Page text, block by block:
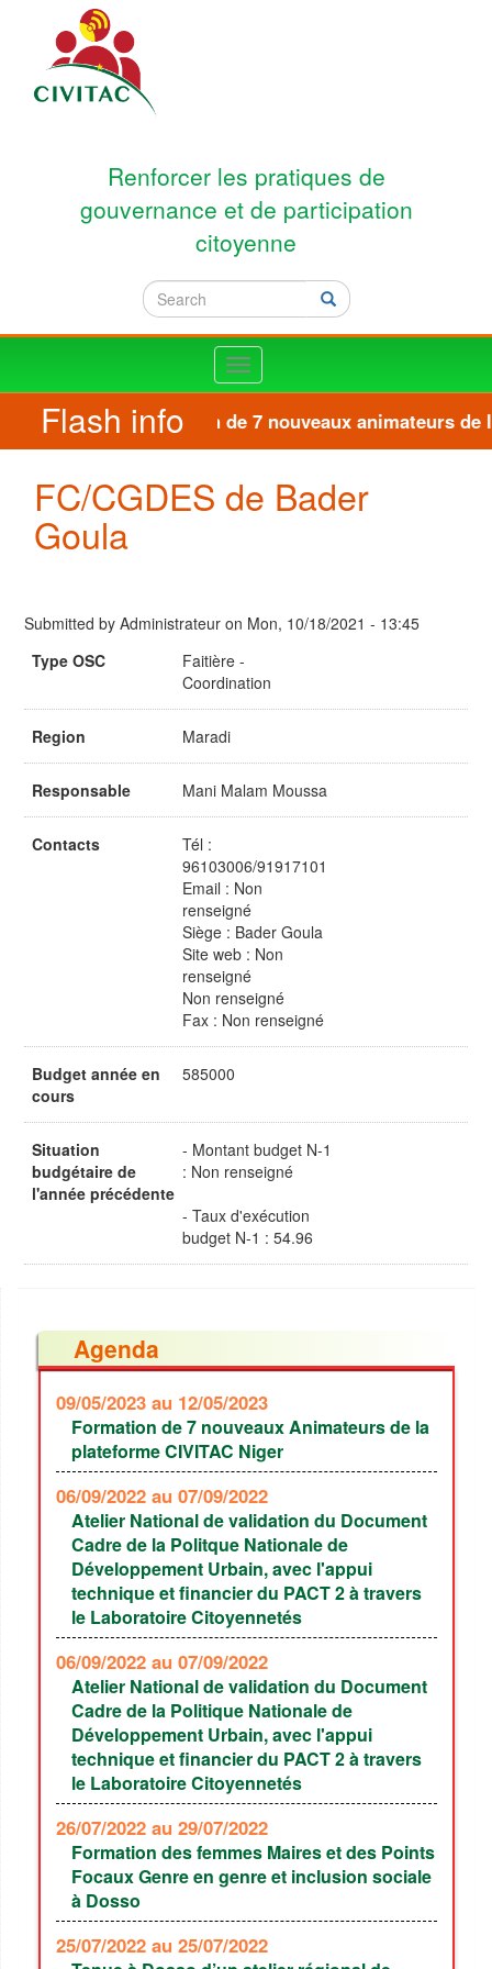
Skip to main content
Renforcer les pratiques de
gouvernance et de participation
citoyenne
Search Search
Toggle
navigation
Flash infoFormation de 7 nouveaux animateurs de
FC/CGDES de Bader
Goula
Submitted by Administrateur on Mon, 10/18/2021 - 13:45
Type OSC
Faitière -
Coordination
Region Maradi
Responsable Mani Malam Moussa
Contacts
Tél :
96103006/91917101
Email : Non
renseigné
Siège : Bader Goula
Site web : Non
renseigné
Non renseigné
Fax : Non renseigné
Budget année en
cours
585000
Situation
budgétaire de
l'année précédente
- Montant budget N-1
: Non renseigné
- Taux d'exécution
budget N-1 : 54.96
Agenda
09/05/2023 au 12/05/2023
Formation de 7 nouveaux Animateurs de la
plateforme CIVITAC Niger
06/09/2022 au 07/09/2022
Atelier National de validation du Document
Cadre de la Politque Nationale de
Développement Urbain, avec l'appui
technique et financier du PACT 2 à travers
le Laboratoire Citoyennetés
06/09/2022 au 07/09/2022
Atelier National de validation du Document
Cadre de la Politique Nationale de
Développement Urbain, avec l'appui
technique et financier du PACT 2 à travers
le Laboratoire Citoyennetés
26/07/2022 au 29/07/2022
Formation des femmes Maires et des Points
Focaux Genre en genre et inclusion sociale
à Dosso
25/07/2022 au 25/07/2022